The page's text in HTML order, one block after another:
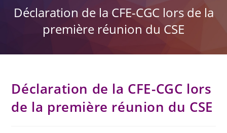
Déclaration de la CFE-CGC lors de la
première réunion du CSE
Déclaration de la CFE-CGC lors
de la première réunion du CSE